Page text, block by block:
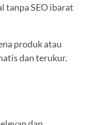
tanpa SEO ibarat
produk atau
dan terukur.